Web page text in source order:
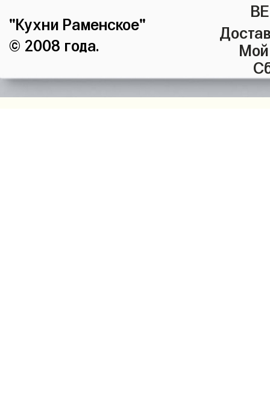
"Кухни Раменское"
© 2008 года.